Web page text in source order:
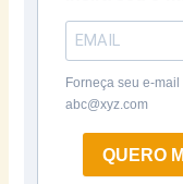
Forneça seu e-
abc@xyz.com
QUERO